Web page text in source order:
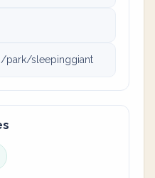
park/sleepinggiant